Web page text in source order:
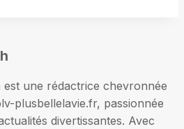
est une rédactrice chevronnée
plusbellelavie.fr, passionnée
divertissantes. Avec